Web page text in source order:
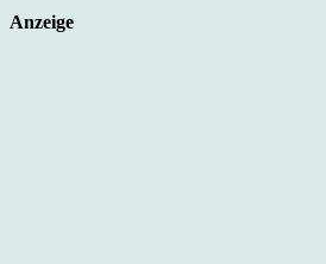
Anzeige